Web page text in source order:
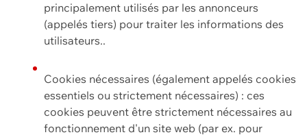
principalement utilisés par les annonceurs
(appelés tiers) pour traiter les informations des
utilisateurs..
Cookies nécessaires (également appelés cookies
essentiels ou strictement nécessaires) : ces
cookies peuvent être strictement nécessaires au
fonctionnement d'un site web (par ex. pour